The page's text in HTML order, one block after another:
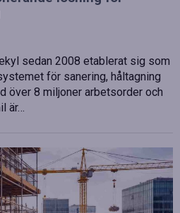
sedan 2008 etablerat sig som
för sanering, håltagning
över 8 miljoner arbetsorder och
är…